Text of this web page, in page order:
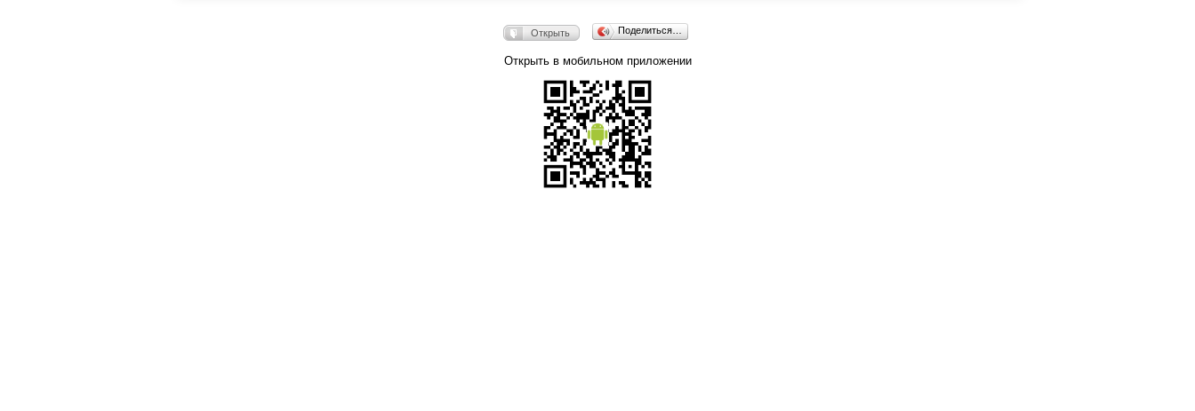
Открыть Поделиться…
Открыть в мобильном приложении